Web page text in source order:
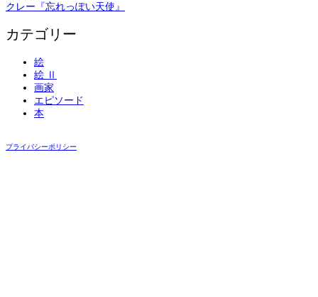
ナ
ビ
クレー『忘れっぽい天使』
カテゴリー
絵
絵 Ⅱ
画家
エピソード
本
プライバシーポリシー